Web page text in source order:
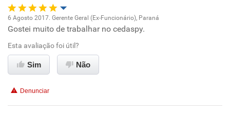
Oportunidade de promoção
Ambiente de trabalho
Benefícios
6 Agosto 2017. Gerente Geral (Ex-Funcionário), Paraná
Gostei muito de trabalhar no cedaspy.
Esta avaliação foi útil?
Sim Não
Denunciar